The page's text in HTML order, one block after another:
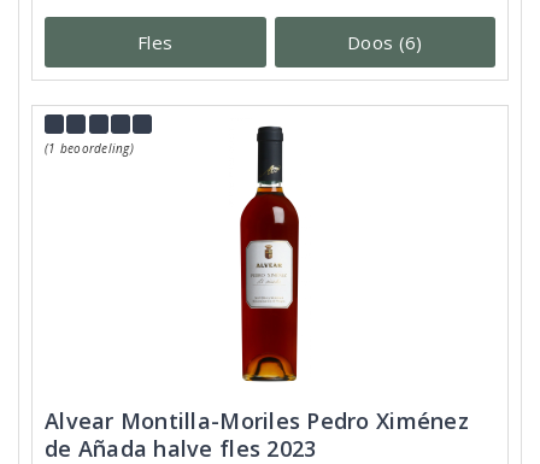
Fles Doos (6)
(1 beoordeling)
Alvear Montilla-Moriles Pedro Ximénez
de Añada halve fles 2023